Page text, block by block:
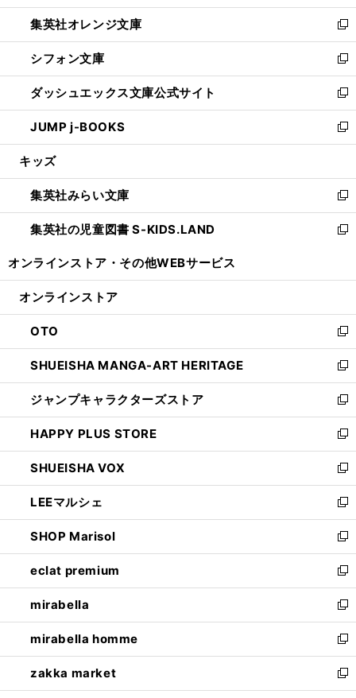
開
く
ウ
で
開
く
ン
ド
ウ
で
開
く
し
い
ウ
ィ
ン
ド
ウ
で
開
集英社オレンジ文庫
新
し
い
ウ
ィ
ン
ド
ウ
開
く
シフォン文庫
新
し
い
ウ
ィ
ン
ウ
で
開
く
ダッシュエックス文庫公式サイト
新
し
い
ウ
ン
ド
ウ
で
JUMP j-BOOKS
新
し
ウ
ィ
ン
ド
開
キッズ
集英社みらい文庫
新
し
い
ン
ウ
で
開
く
集英社の児童図書 S-KIDS.LAND
新
ウ
ン
ド
ウ
で
開
く
オンラインストア・ その他WEBサービス
オンラインストア
OTO
新
し
い
ウ
ィ
ン
ド
ウ
で
開
く
SHUEISHA MANGA-ART HERITAGE
新
し
い
ウ
ィ
ン
ド
ウ
で
開
く
ジャンプキャラクターズストア
新
し
い
ウ
ィ
ン
ド
ウ
で
開
く
HAPPY PLUS STORE
新
し
い
ウ
ィ
ン
ド
ウ
で
開
く
SHUEISHA VOX
新
し
い
ウ
ィ
ン
ド
ウ
で
開
く
LEEマルシェ
新
し
い
ウ
ィ
ン
ド
ウ
で
開
く
SHOP Marisol
新
し
い
ウ
ィ
ン
ド
ウ
で
開
eclat premium
新
し
い
ウ
ィ
ン
ド
ウ
mirabella
新
し
い
ウ
ィ
ン
mirabella homme
新
し
い
ウ
zakka market
新
し